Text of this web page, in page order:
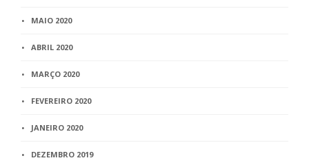
MAIO 2020
ABRIL 2020
MARÇO 2020
FEVEREIRO 2020
JANEIRO 2020
DEZEMBRO 2019